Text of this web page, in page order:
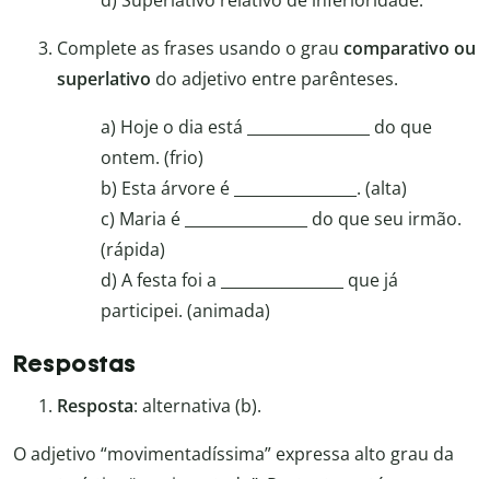
Complete as frases usando o grau comparativo ou
superlativo do adjetivo entre parênteses.
a) Hoje o dia está ________________ do que
ontem. (frio)
b) Esta árvore é ________________. (alta)
c) Maria é ________________ do que seu irmão.
(rápida)
d) A festa foi a ________________ que já
participei. (animada)
Respostas
Resposta: alternativa (b).
O adjetivo “movimentadíssima” expressa alto grau da